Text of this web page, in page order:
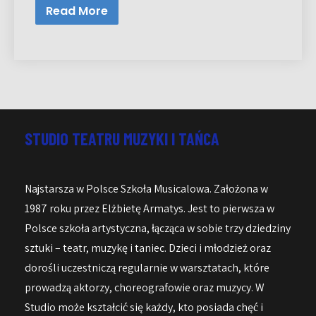
Read More
STUDIO TEATRU MUZYKI I TAŃCA
Najstarsza w Polsce Szkoła Musicalowa. Założona w
1987 roku przez Elżbietę Armatys. Jest to pierwsza w
Polsce szkoła artystyczna, łącząca w sobie trzy dziedziny
sztuki – teatr, muzykę i taniec. Dzieci i młodzież oraz
dorośli uczestniczą regularnie w warsztatach, które
prowadzą aktorzy, choreografowie oraz muzycy. W
Studio może kształcić się każdy, kto posiada chęć i